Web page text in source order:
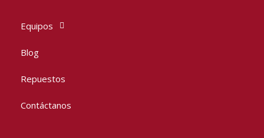
Equipos
Blog
Repuestos
Contáctanos